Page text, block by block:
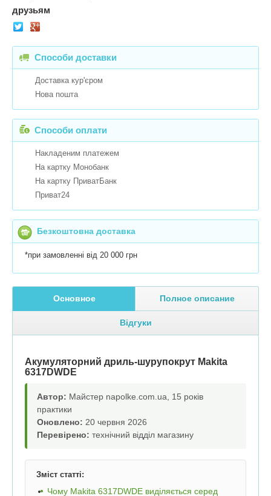
друзьям
Способи доставки
Доставка кур'єром
Нова пошта
Способи оплати
Накладеним платежем
На картку Монобанк
На картку ПриватБанк
Приват24
Безкоштовна доставка
*при замовленні від 20 000 грн
Основное Полное описание
Відгуки
Акумуляторний дриль-шурупокрут Makita
6317DWDE
Автор: Майстер napolke.com.ua, 15 років
практики
Оновлено: 20 червня 2026
Перевірено: технічний відділ магазину
Зміст статті:
Чому Makita 6317DWDE виділяється серед